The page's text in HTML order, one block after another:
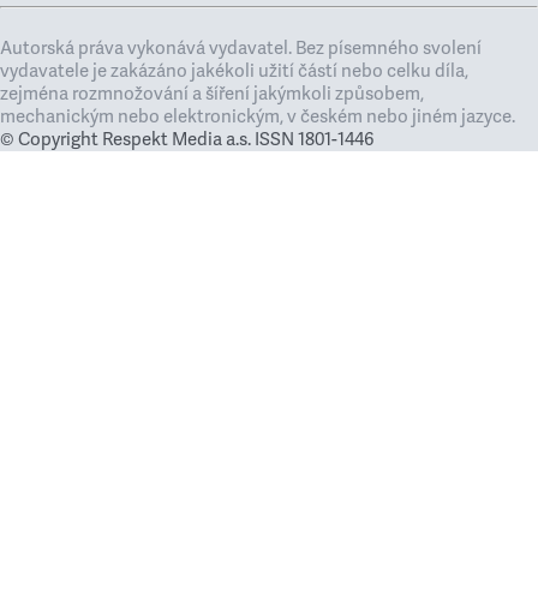
Autorská práva vykonává vydavatel. Bez písemného svolení
vydavatele je zakázáno jakékoli užití částí nebo celku díla,
zejména rozmnožování a šíření jakýmkoli způsobem,
mechanickým nebo elektronickým, v českém nebo jiném jazyce.
© Copyright Respekt Media a.s. ISSN 1801-1446